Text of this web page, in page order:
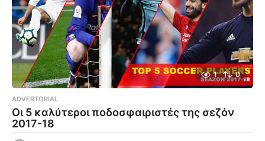
1 0
ADVERTORIAL
Οι 5 καλύτεροι ποδοσφαιριστές της σεζόν
2017-18